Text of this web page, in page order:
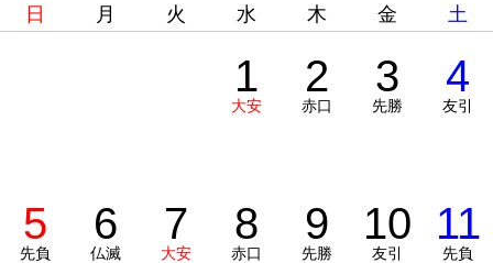
日 月 火 水 木 金 土
1
大安
2
赤口
3
先勝
4
友引
5
先負
6
仏滅
7
大安
8
赤口
9
先勝
10
友引
11
先負